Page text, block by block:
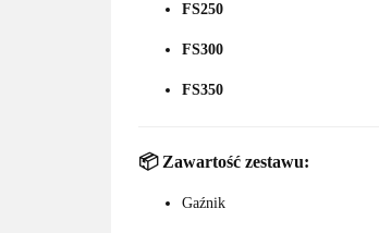
FS250
FS300
FS350
📦Zawartość zestawu:
Gaźnik